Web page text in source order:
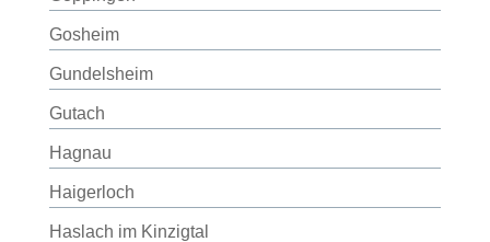
Gosheim
Gundelsheim
Gutach
Hagnau
Haigerloch
Haslach im Kinzigtal